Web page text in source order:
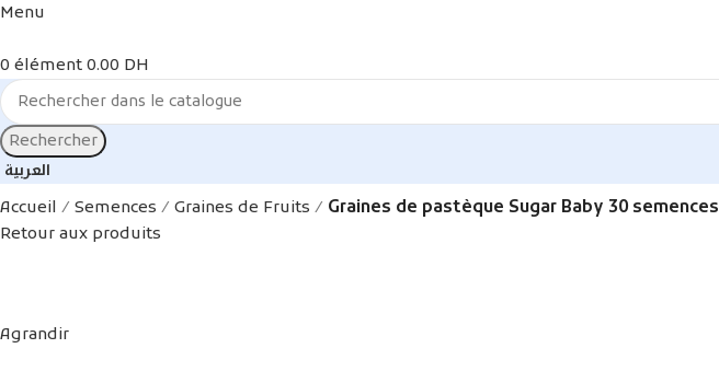
Menu
0 élément 0.00 DH
Rechercher
العربية
Accueil Semences Graines de Fruits
Graines de pastèque Sugar Baby 30 semences
Retour aux produits
Agrandir